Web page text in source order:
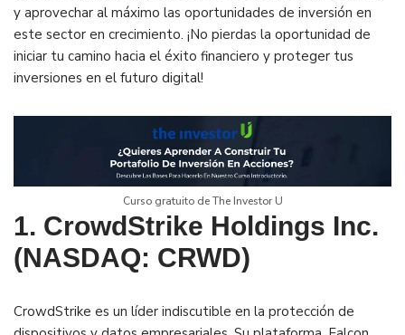
y aprovechar al máximo las oportunidades de inversión en
este sector en crecimiento. ¡No pierdas la oportunidad de
iniciar tu camino hacia el éxito financiero y proteger tus
inversiones en el futuro digital!
Curso gratuito de The Investor U
1. CrowdStrike Holdings Inc.
(NASDAQ: CRWD)
CrowdStrike es un líder indiscutible en la protección de